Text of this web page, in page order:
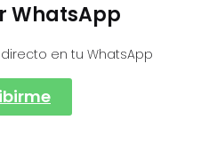
WhatsApp
en tu WhatsApp